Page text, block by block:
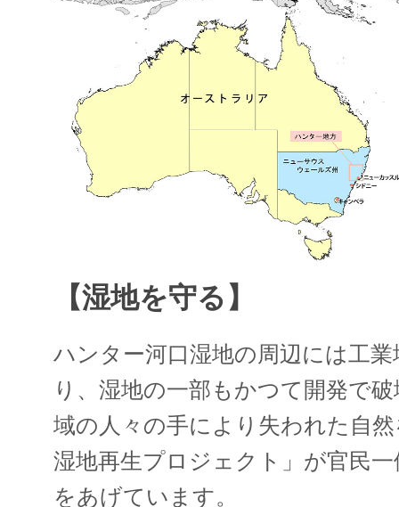
【湿地を守る】
ハンター河口湿地の周辺には工
り、湿地の一部もかつて開発で
域の人々の手により失われた自
湿地再生プロジェクト」が官民
をあげています。